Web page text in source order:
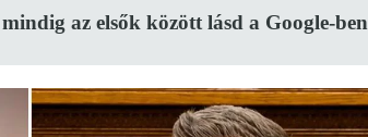
az elsők között lásd a Google-ben